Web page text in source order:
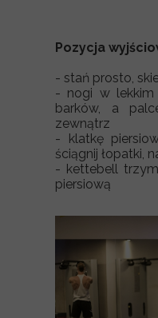
Pozycja
- stań prosto,
- nogi w lekkim
barków, a
zewnątrz
- klatkę
ściągnij łopatki,
- kettebell
piersiową